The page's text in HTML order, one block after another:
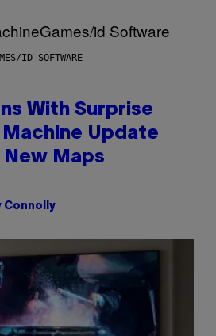
ID SOFTWARE
With Surprise
Update
New Maps
Connolly